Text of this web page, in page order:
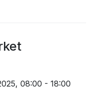
08:00 - 18:00